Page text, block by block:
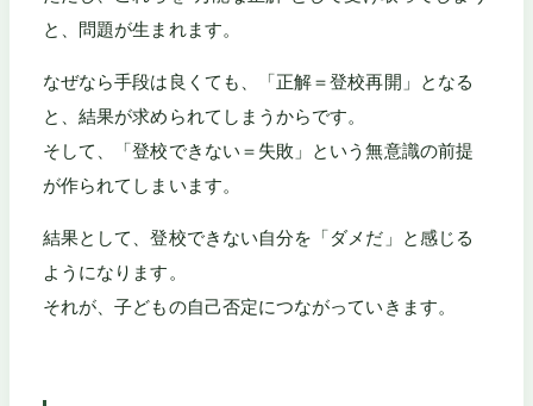
と、問題が生まれます。
なぜなら手段は良くても、「正解＝登校再開」となる
と、結果が求められてしまうからです。
そして、「登校できない＝失敗」という無意識の前提
が作られてしまいます。
結果として、登校できない自分を「ダメだ」と感じる
ようになります。
それが、子どもの自己否定につながっていきます。